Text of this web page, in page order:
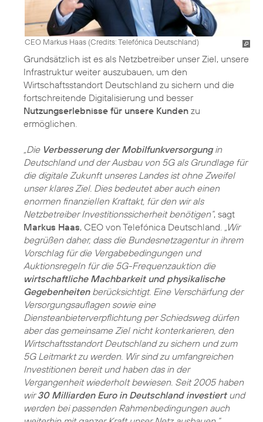
CEO Markus Haas (Credits: Telefónica Deutschland)
Grundsätzlich ist es als Netzbetreiber unser Ziel, unsere
Infrastruktur weiter auszubauen, um den
Wirtschaftsstandort Deutschland zu sichern und die
fortschreitende Digitalisierung und besser
Nutzungserlebnisse für unsere Kunden zu
ermöglichen.
„Die Verbesserung der Mobilfunkversorgungin
Deutschland und der Ausbau von 5G als Grundlage für
die digitale Zukunft unseres Landes ist ohne Zweifel
unser klares Ziel. Dies bedeutet aber auch einen
enormen finanziellen Kraftakt, für den wir als
Netzbetreiber Investitionssicherheit benötigen“, sagt
Markus Haas, CEO von Telefónica Deutschland. „Wir
begrüßen daher, dass die Bundesnetzagentur in ihrem
Vorschlag für die Vergabebedingungen und
Auktionsregeln für die 5G-Frequenzauktion die
wirtschaftliche Machbarkeit und physikalische
Gegebenheitenberücksichtigt. Eine Verschärfung der
Versorgungsauflagen sowie eine
Diensteanbieterverpflichtung per Schiedsweg dürfen
aber das gemeinsame Ziel nicht konterkarieren, den
Wirtschaftsstandort Deutschland zu sichern und zum
5G Leitmarkt zu werden. Wir sind zu umfangreichen
Investitionen bereit und haben das in der
Vergangenheit wiederholt bewiesen. Seit 2005 haben
wir30 Milliarden Euro in Deutschland investiertund
werden bei passenden Rahmenbedingungen auch